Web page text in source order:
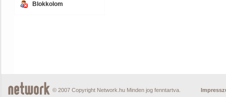
Blokkolom
© 2007 Copyright Network.hu Minden jog fenntartva.